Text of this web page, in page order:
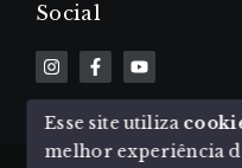
Social
Esse site utiliza
melhor experiência